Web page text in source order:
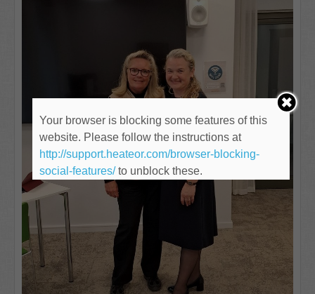
Your browser is blocking some features of this
website. Please follow the instructions at
http://support.heateor.com/browser-blocking-
social-features/to unblock these.